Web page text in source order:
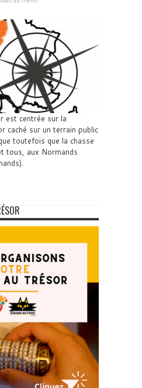
est centrée sur la
caché sur un terrain public
toutefois que la chasse
tous, aux Normands